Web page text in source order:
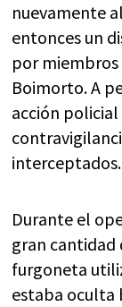
nuevamente
entonces un
por miembros
Boimorto. A
acción
interceptados.
Durante el
gran cantidad
furgoneta
estaba oculta